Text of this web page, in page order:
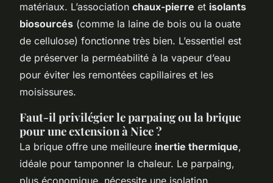
matériaux. L’association chaux-pierre et isolants
biosourcés (comme la laine de bois ou la ouate
de cellulose) fonctionne très bien. L’essentiel est
de préserver la perméabilité à la vapeur d’eau
pour éviter les remontées capillaires et les
moisissures.
Faut-il privilégier le parpaing ou la brique
pour une extension à Nice ?
La brique offre une meilleure inertie thermique,
idéale pour tamponner la chaleur. Le parpaing,